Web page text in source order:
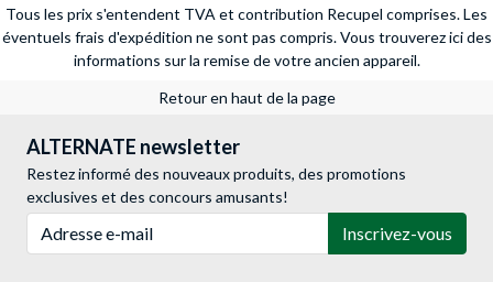
Tous les prix s'entendent TVA et contribution Recupel comprises. Les
éventuels frais d'expédition ne sont pas compris. Vous trouverez ici des
informations sur la remise de votre ancien appareil.
Retour en haut de la page
ALTERNATE newsletter
Restez informé des nouveaux produits, des promotions
exclusives et des concours amusants!
Adresse e-mail
Inscrivez-vous